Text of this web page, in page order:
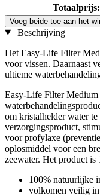
Totaalprijs:
Voeg beide toe aan het
Beschrijving
Het Easy-Life Filter
voor vissen. Daarnaast
ultieme
Easy-Life Filter Medium
om kristalhelder water
verzorgingsproduct,
voor profylaxe
oplosmiddel voor een
zeewater. Het product
100% natuurlijke
volkomen veilig